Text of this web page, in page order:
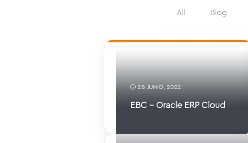
All Blog
28 JUNIO, 2022
EBC – Oracle ERP Cloud